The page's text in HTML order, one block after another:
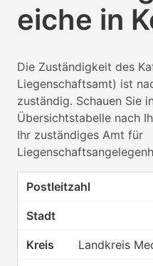
eiche in
Die Zuständigkeit des
Liegenschaftsamt) ist
zuständig. Schauen Sie
Übersichtstabelle nach
Ihr zuständiges Amt für
Landkreis